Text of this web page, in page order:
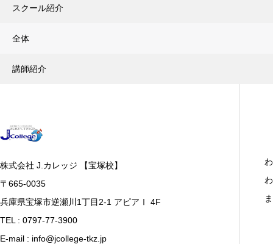
スクール紹介
全体
講師紹介
株式会社 J.カレッジ 【宝塚校】
〒665-0035
兵庫県宝塚市逆瀬川1丁目2-1 アピアⅠ 4F
TEL : 0797-77-3900
E-mail : info@jcollege-tkz.jp